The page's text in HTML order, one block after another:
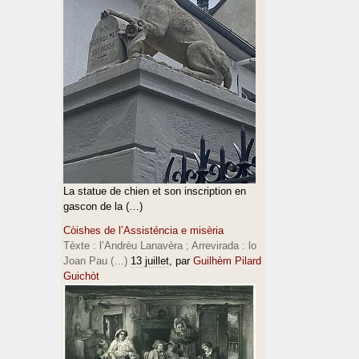
La statue de chien et son inscription en
gascon de la (…)
Còishes de l’Assisténcia e misèria
Tèxte : l’Andrèu Lanavèra ; Arrevirada : lo
Joan Pau (…) 13 juillet, par Guilhèm Pilard
Guichòt